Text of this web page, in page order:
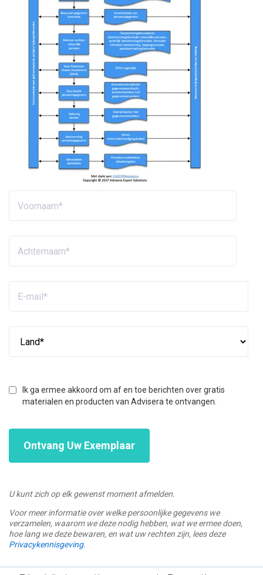
Ik ga ermee akkoord om af en toe berichten over gratis
materialen en producten van Advisera te ontvangen.
U kunt zich op elk gewenst moment afmelden.
Voor meer informatie over welke persoonlijke gegevens we
verzamelen, waarom we deze nodig hebben, wat we ermee doen,
hoe lang we deze bewaren, en wat uw rechten zijn, lees deze
Privacykennisgeving.